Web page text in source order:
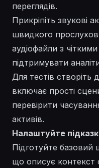
переглядів.
Прикріпіть звукові
швидкого
аудіофайли з
підтримувати
Для тестів створіть
включає прості
перевірити
активів.
Налаштуйте
Підготуйте базовий
що описує контекст